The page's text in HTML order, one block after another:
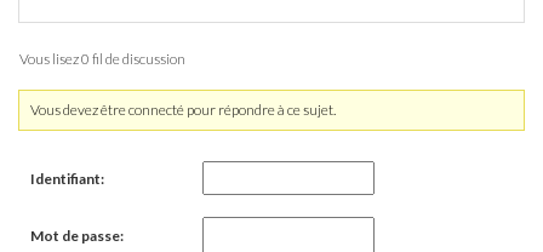
Vous lisez 0 fil de discussion
Vous devez être connecté pour répondre à ce sujet.
Identifiant:
Mot de passe: